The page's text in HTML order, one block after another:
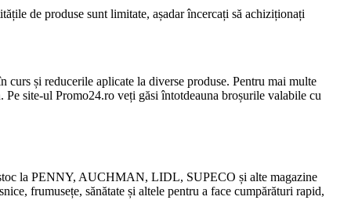
de produse sunt limitate, așadar încercați să achiziționați
și reducerile aplicate la diverse produse. Pentru mai multe
site-ul Promo24.ro veți găsi întotdeauna broșurile valabile cu
la PENNY, AUCHMAN, LIDL, SUPECO și alte magazine
frumusețe, sănătate și altele pentru a face cumpărături rapid,